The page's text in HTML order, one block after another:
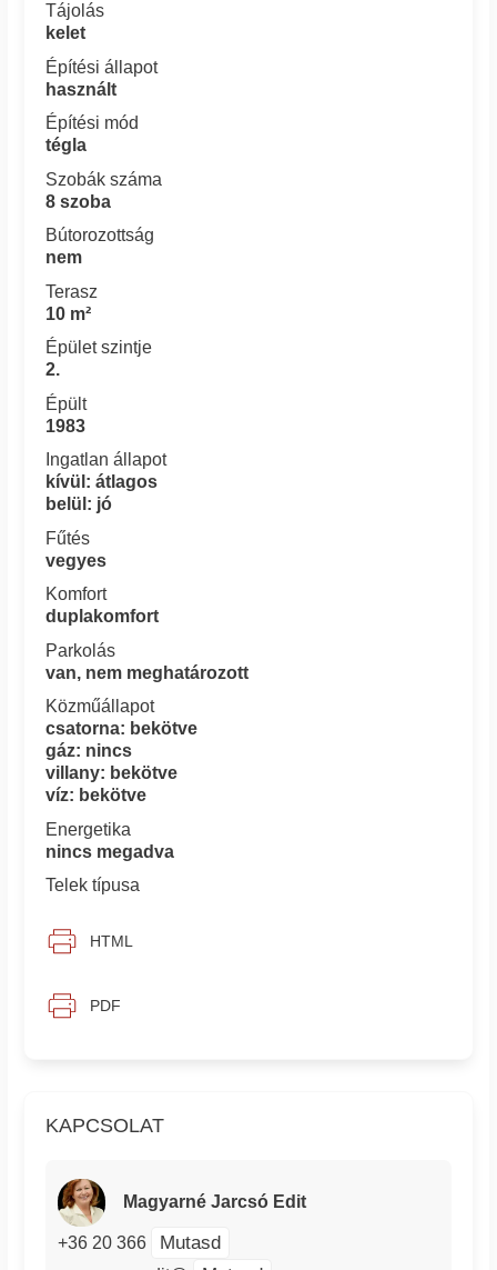
KAPCSOLAT
Magyarné Jarcsó Edit
+36 20 366 Mutasd
Tájolás
kelet
Építési állapot
használt
Építési mód
tégla
Szobák száma
8 szoba
Bútorozottság
nem
Terasz
10 m²
Épület szintje
2.
Épült
1983
Ingatlan állapot
kívül: átlagos
belül: jó
Fűtés
vegyes
Komfort
duplakomfort
Parkolás
van, nem meghatározott
Közműállapot
csatorna: bekötve
gáz: nincs
villany: bekötve
víz: bekötve
Energetika
nincs megadva
Telek típusa
HTML
PDF